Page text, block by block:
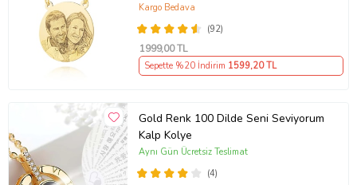
(92)
Kargo Bedava
1999,00 TL
Sepette %20 İndirim 1599,20 TL
Gold Renk 100 Dilde Seni Seviyorum
Kalp Kolye
(4)
Aynı Gün Ücretsiz Teslimat